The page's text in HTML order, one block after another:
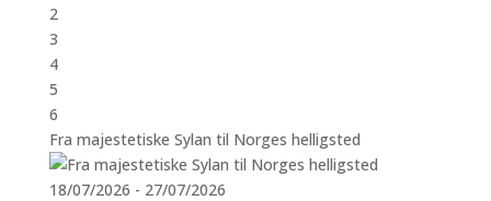
2
3
4
5
6
Fra majestetiske Sylan til Norges helligsted
18/07/2026 - 27/07/2026